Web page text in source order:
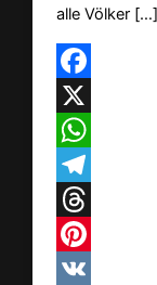
alle Völker […]
Facebook
X
WhatsApp
Telegram
Threads
Pinterest